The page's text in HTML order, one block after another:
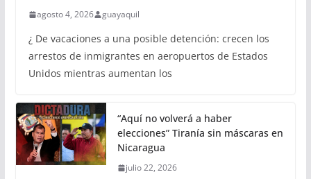
agosto 4, 2026 guayaquil
¿ De vacaciones a una posible detención: crecen los
arrestos de inmigrantes en aeropuertos de Estados
Unidos mientras aumentan los
“Aquí no volverá a haber
elecciones” Tiranía sin máscaras en
Nicaragua
julio 22, 2026